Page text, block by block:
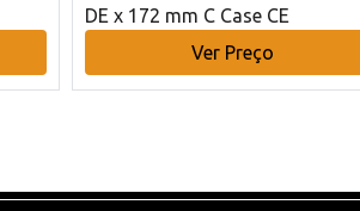
DE x 172 mm C Case CE
Ver Preço